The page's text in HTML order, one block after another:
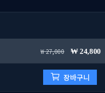
27,000 24,800
장바구니